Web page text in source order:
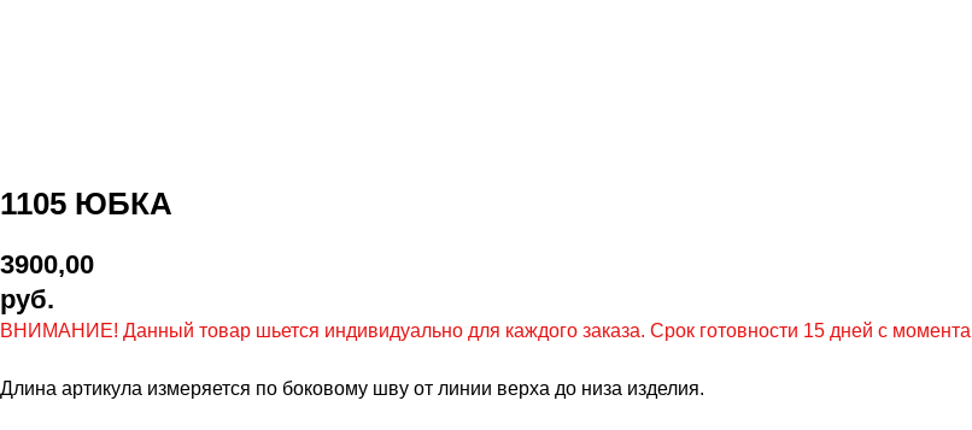
1105 ЮБКА
3900,00
руб.
ВНИМАНИЕ! Данный товар шьется индивидуально для каждого заказа. Срок готовности 15 дней с
Длина артикула измеряется по боковому шву от линии верха до низа изделия.